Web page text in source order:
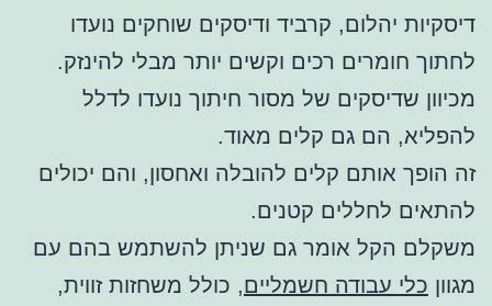
דיסקיות יהלום, קרביד ודיסקים שוחקים נועדו
לחתוך חומרים רכים וקשים יותר מבלי להינזק.
מכיוון שדיסקים של מסור חיתוך נועדו לדלל
להפליא, הם גם קלים מאוד.
זה הופך אותם קלים להובלה ואחסון, והם יכולים
להתאים לחללים קטנים.
משקלם הקל אומר גם שניתן להשתמש בהם עם
מגוון כלי עבודה חשמליים, כולל משחזות זווית,